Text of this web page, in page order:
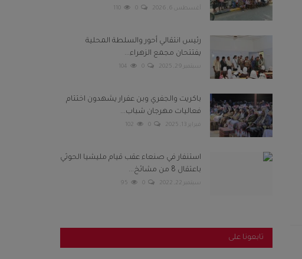
أغسطس 6, 2026 0
110
رئيس انتقالي أحور والسلطة المحلية
يفتتحان مجمع الزهراء...
سبتمبر 29, 2025 0
104
باكريت والجفري وبن عفرار يشهدون اختتام
فعاليات مهرجان شباب...
فبراير 13, 2025 0
102
استنفار في صنعاء عقب قيام مليشيا الحوثي
باعتقال 8 من مشائخ...
سبتمبر 22, 2022 0
95
تابعونا على